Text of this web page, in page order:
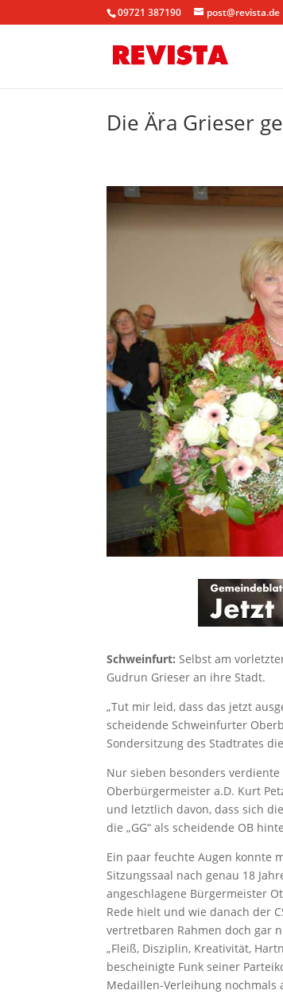
09721 387190 post@revista.de
Die Ära Grieser
Schweinfurt: Selbst am
Gudrun Grieser an ihre Stadt.
„Tut mir leid, dass das jetzt
scheidende Schweinfurter
Sondersitzung des Stadtrates
Nur sieben besonders
Oberbürgermeister a.D. Kurt
und letztlich davon, dass sich
die „GG“ als scheidende OB
Ein paar feuchte Augen konnte
Sitzungssaal nach genau 18
angeschlagene Bürgermeister
Rede hielt und wie danach der
vertretbaren Rahmen doch gar
„Fleiß, Disziplin, Kreativität,
bescheinigte Funk seiner
Medaillen-Verleihung nochmals